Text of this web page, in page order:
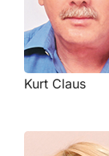
Kurt Claus